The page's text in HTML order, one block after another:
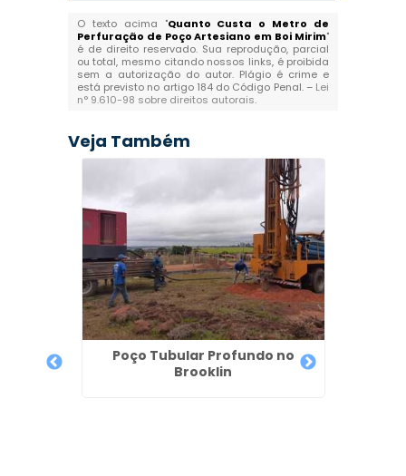
O texto acima "Quanto Custa o Metro de
Perfuração de Poço Artesiano em Boi Mirim"
é de direito reservado. Sua reprodução, parcial
ou total, mesmo citando nossos links, é proibida
sem a autorização do autor. Plágio é crime e
está previsto no artigo 184 do Código Penal. – Lei
n° 9.610-98 sobre direitos autorais.
Veja Também
Poço Tubular Profundo no
Brooklin